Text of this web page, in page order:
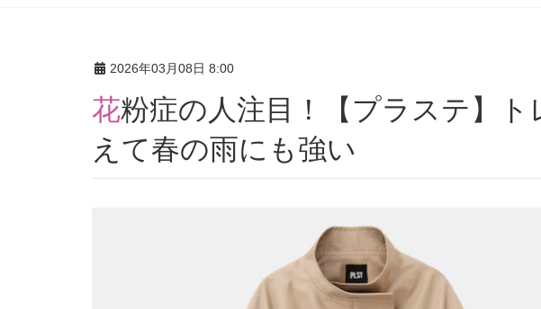
2026年03月08日 8:00
花粉症の人注目！【プラステ】トレンチコートが洗
えて春の雨にも強い